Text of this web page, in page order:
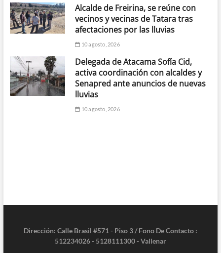
Alcalde de Freirina, se reúne con
vecinos y vecinas de Tatara tras
afectaciones por las lluvias
10 agosto, 2026
Delegada de Atacama Sofía Cid,
activa coordinación con alcaldes y
Senapred ante anuncios de nuevas
lluvias
10 agosto, 2026
Dirección: Calle Brasil #571 - Piso 3 / Fono De Contacto :
512234026 - 5128111300 - Vallenar